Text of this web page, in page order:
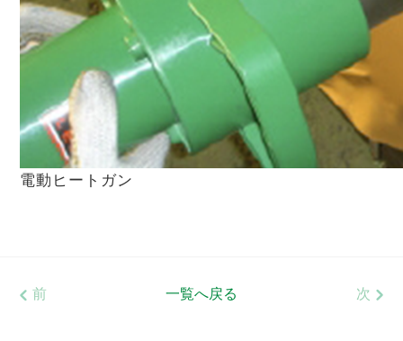
電動ヒートガン
前 一覧へ戻る 次